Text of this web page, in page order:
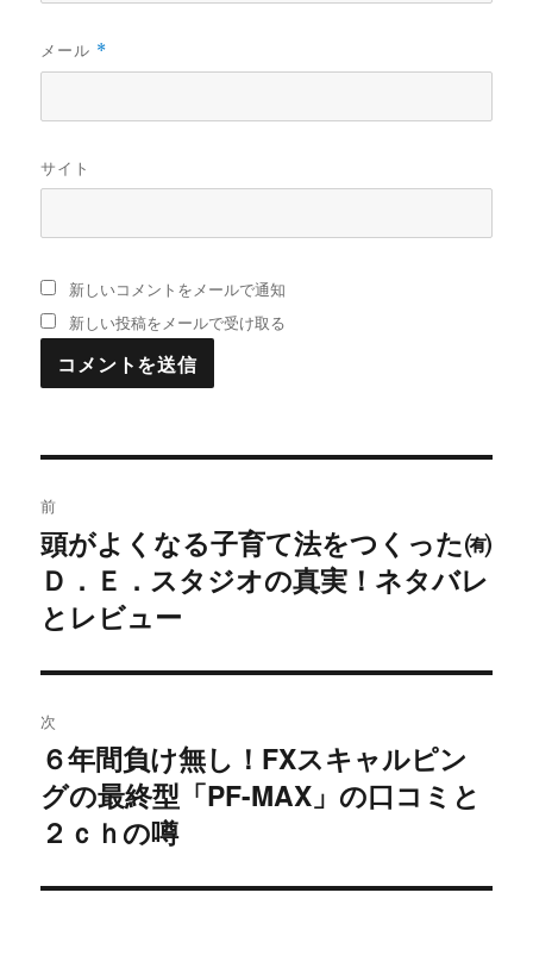
メール *
サイト
新しいコメントをメールで通知
新しい投稿をメールで受け取る
稿
ナ
ビ
ゲ
ー
シ
ョ
ン
前
過
去
の
稿:
頭がよくなる子育て法をつくった㈲
Ｄ．Ｅ．スタジオの真実！ネタバレ
とレビュー
次
次
の
投
６年間負け無し！FXスキャルピン
グの最終型「PF-MAX」の口コミと
２ｃｈの噂